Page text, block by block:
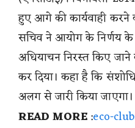
हुए आगे की कार्यवाही करने
सचिव ने आयोग के निर्णय के
अधियाचन निरस्त किए
कर दिया। कहा है कि
अलग से जारी किया जाएगा।
READ MORE:eco-